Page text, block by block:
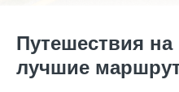
Путешествия
лучшие